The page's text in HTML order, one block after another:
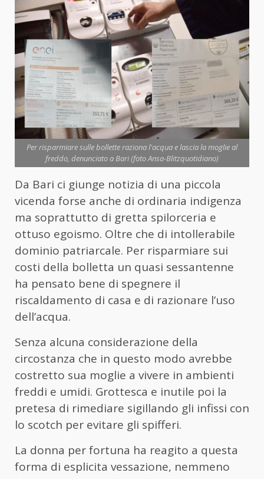
Per risparmiare sulle bollette raziona l'acqua e lascia la moglie al
freddo, denunciato a Bari (foto Ansa-Blitzquotidiano)
Da Bari ci giunge notizia di una piccola
vicenda forse anche di ordinaria indigenza
ma soprattutto di gretta spilorceria e
ottuso egoismo. Oltre che di intollerabile
dominio patriarcale. Per risparmiare sui
costi della bolletta un quasi sessantenne
ha pensato bene di spegnere il
riscaldamento di casa e di razionare l’uso
dell’acqua.
Senza alcuna considerazione della
circostanza che in questo modo avrebbe
costretto sua moglie a vivere in ambienti
freddi e umidi. Grottesca e inutile poi la
pretesa di rimediare sigillando gli infissi con
lo scotch per evitare gli spifferi.
La donna per fortuna ha reagito a questa
forma di esplicita vessazione, nemmeno